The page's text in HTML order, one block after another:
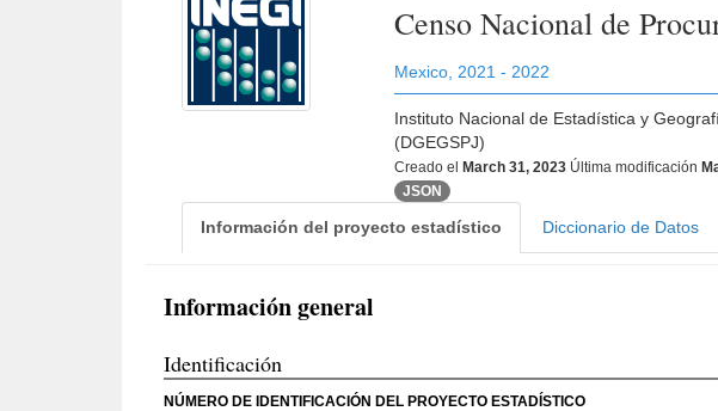
Censo Nacional de
Mexico 2021 - 2022
Instituto Nacional de Estadística y
(DGEGSPJ)
Creado el March 31, 2023 Última modificación
JSON
Información del proyecto estadístico Diccionario de Datos
Información general
Identificación
NÚMERO DE IDENTIFICACIÓN DEL PROYECTO ESTADÍSTICO